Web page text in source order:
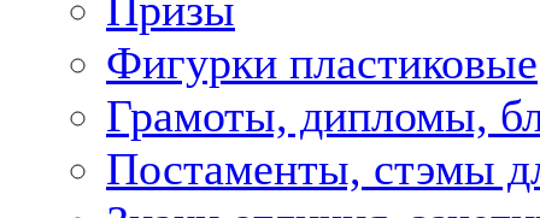
Призы
Фигурки пластиковые
Грамоты, дипломы,
Постаменты, стэмы